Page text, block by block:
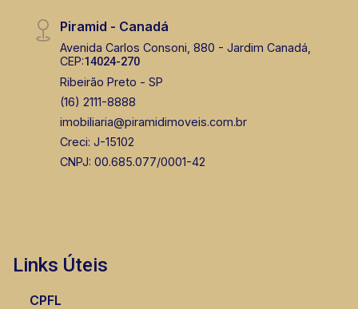
Piramid - Canadá
Avenida Carlos Consoni, 880 - Jardim Canadá,
CEP:14024-270
Ribeirão Preto - SP
(16) 2111-8888
imobiliaria@piramidimoveis.com.br
Creci: J-15102
CNPJ: 00.685.077/0001-42
Links Úteis
CPFL